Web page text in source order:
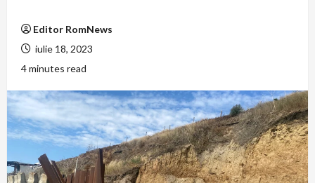
Editor RomNews
iulie 18, 2023
4 minutes read